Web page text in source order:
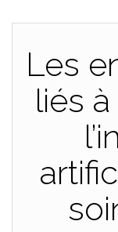
Les
liés